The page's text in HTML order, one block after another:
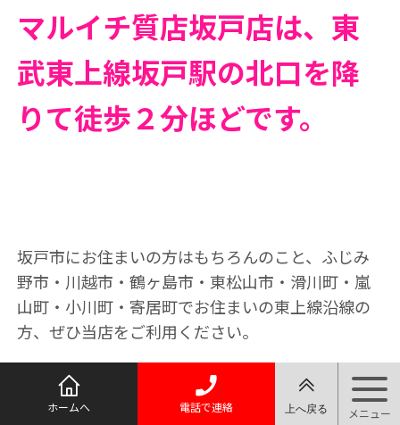
マルイチ質店坂戸店は、東
武東上線坂戸駅の北口を降
りて徒歩２分ほどです。
坂戸市にお住まいの方はもちろんのこと、ふじみ
野市・川越市・鶴ヶ島市・東松山市・滑川町・嵐
山町・小川町・寄居町でお住まいの東上線沿線の
方、ぜひ当店をご利用ください。
ホームへ 電話で連絡